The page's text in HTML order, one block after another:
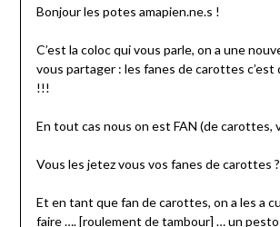
Bonjour les potes amapien.ne.s !
C’est la coloc qui vous parle, on a une
vous partager : les fanes de carottes c’est
!!!
En tout cas nous on est FAN (de carottes,
Vous les jetez vous vos fanes de carottes
Et en tant que fan de carottes, on a les a
faire …. [roulement de tambour] … un